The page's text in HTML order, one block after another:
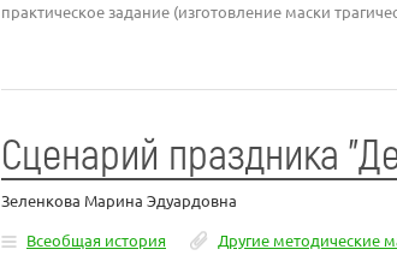
практическое задание (изготовление маски
Сценарий праздника
Зеленкова Марина Эдуардовна
Всеобщая история
Другие методические